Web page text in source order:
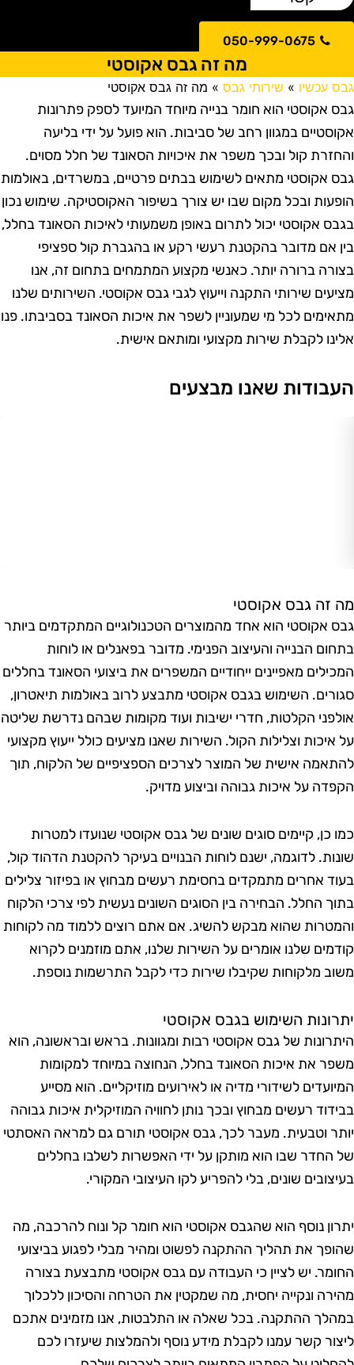
050-999-0675
מה זה גבס אקוסטי
עכשיו» שירותי גבס» מה זה גבס אקוסטי
אקוסטי הוא חומר בנייה מיוחד המיועד לספק פתרונות
במגוון רחב של סביבות. הוא פועל על ידי בליעה
קול ובכך משפר את איכויות הסאונד של חלל מסוים.
אקוסטי מתאים לשימוש בבתים פרטיים, במשרדים, באולמות
ובכל מקום שבו יש צורך בשיפור האקוסטיקה. שימוש נכון
אקוסטי יכול לתרום באופן משמעותי לאיכות הסאונד בחלל,
אם מדובר בהקטנת רעשי רקע או בהגברת קול ספציפי
ברורה יותר. כאנשי מקצוע המתמחים בתחום זה, אנו
שירותי התקנה וייעוץ לגבי גבס אקוסטי. השירותים שלנו
לכל מי שמעוניין לשפר את איכות הסאונד בסביבתו. פנו
לקבלת שירות מקצועי ומותאם אישית.
שאנו מבצעים
זה גבס אקוסטי
אקוסטי הוא אחד מהמוצרים הטכנולוגיים המתקדמים ביותר
הבנייה והעיצוב הפנימי. מדובר בפאנלים או לוחות
מאפיינים ייחודיים המשפרים את ביצועי הסאונד בחללים
השימוש בגבס אקוסטי מתבצע לרוב באולמות תיאטרון,
הקלטות, חדרי ישיבות ועוד מקומות שבהם נדרשת שליטה
איכות וצלילות הקול. השירות שאנו מציעים כולל ייעוץ מקצועי
אישית של המוצר לצרכים הספציפיים של הלקוח, תוך
על איכות גבוהה וביצוע מדויק.
כן, קיימים סוגים שונים של גבס אקוסטי שנועדו למטרות
לדוגמה, ישנם לוחות הבנויים בעיקר להקטנת הדהוד קול,
אחרים מתמקדים בחסימת רעשים מבחוץ או בפיזור צלילים
החלל. הבחירה בין הסוגים השונים נעשית לפי צרכי הלקוח
שהוא מבקש להשיג. אם אתם רוצים ללמוד מה לקוחות
שלנו אומרים על השירות שלנו, אתם מוזמנים לקרוא
מלקוחות שקיבלו שירות כדי לקבל התרשמות נוספת.
השימוש בגבס אקוסטי
של גבס אקוסטי רבות ומגוונות. בראש ובראשונה, הוא
את איכות הסאונד בחלל, הנחוצה במיוחד למקומות
לשידורי מדיה או לאירועים מוזיקליים. הוא מסייע
רעשים מבחוץ ובכך נותן לחוויה המוזיקלית איכות גבוהה
וטבעית. מעבר לכך, גבס אקוסטי תורם גם למראה האסתטי
החדר שבו הוא מותקן על ידי האפשרות לשלבו בחללים
שונים, בלי להפריע לקו העיצובי המקורי.
נוסף הוא שהגבס אקוסטי הוא חומר קל ונוח להרכבה, מה
את תהליך ההתקנה לפשוט ומהיר מבלי לפגוע בביצועי
יש לציין כי העבודה עם גבס אקוסטי מתבצעת בצורה
ונקייה יחסית, מה שמקטין את הטרחה והסיכון ללכלוך
ההתקנה. בכל שאלה או התלבטות, אנו מזמינים אתכם
קשר עמנו לקבלת מידע נוסף ולהמלצות שיעזרו לכם